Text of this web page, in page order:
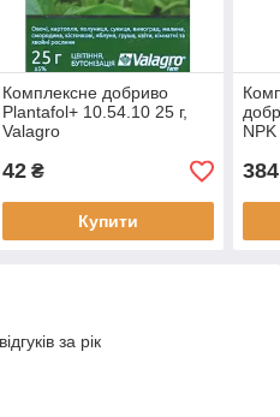
Комплексне добриво
Plantafol+ 10.54.10 25 г,
Valagro
42₴
Купити
384
за рік